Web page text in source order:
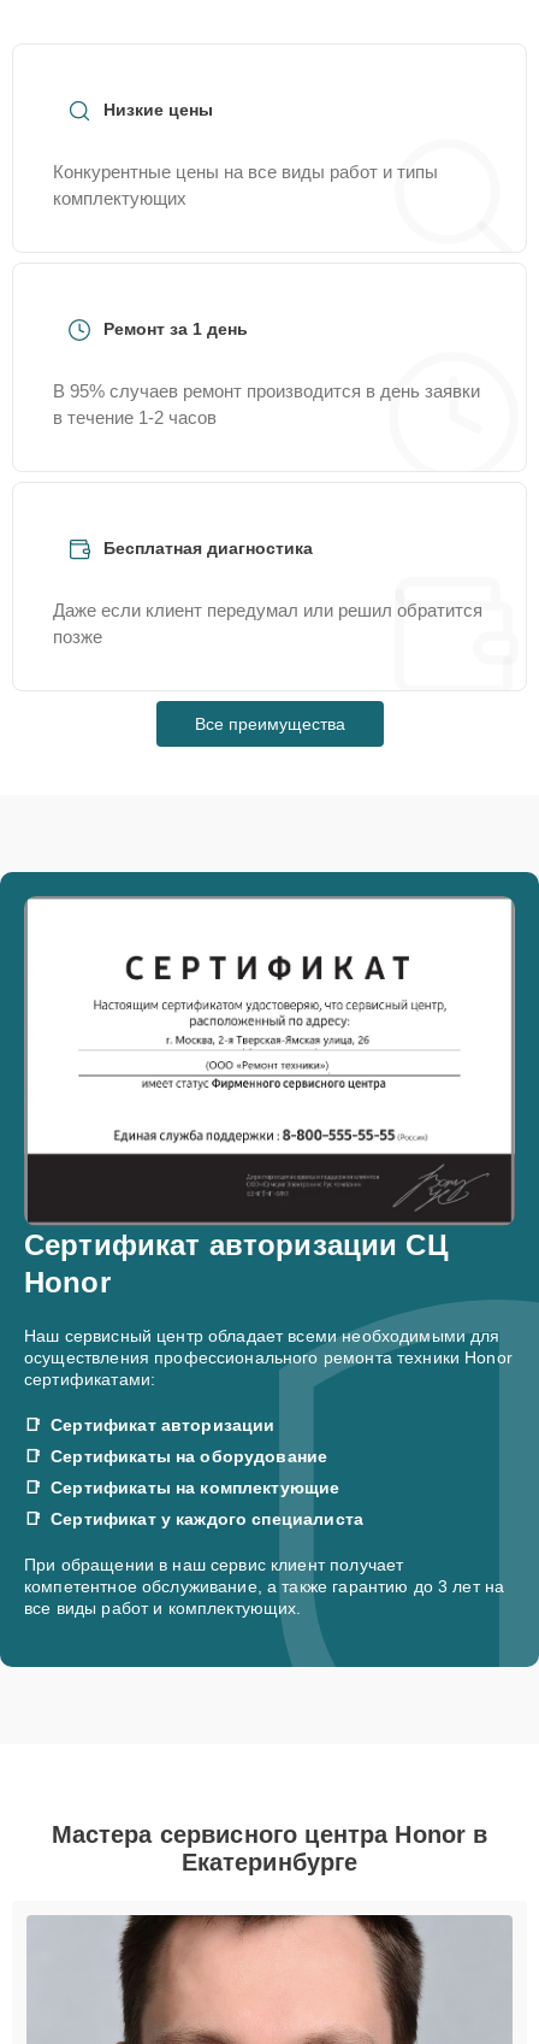
Низкие цены
Конкурентные цены на все виды работ и типы
комплектующих
Ремонт за 1 день
В 95% случаев ремонт производится в день заявки
в течение 1-2 часов
Бесплатная диагностика
Даже если клиент передумал или решил обратится
позже
Все преимущества
Сертификат авторизации СЦ
Honor
Наш сервисный центр обладает всеми необходимыми для
осуществления профессионального ремонта техники Honor
сертификатами:
Сертификат авторизации
Сертификаты на оборудование
Сертификаты на комплектующие
Сертификат у каждого специалиста
При обращении в наш сервис клиент получает
компетентное обслуживание, а также гарантию до 3 лет на
все виды работ и комплектующих.
Мастера сервисного центра Honor в
Екатеринбурге